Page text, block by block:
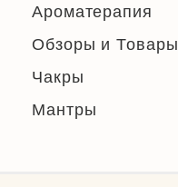
Ароматерапия
Обзоры и Товары
Чакры
Мантры